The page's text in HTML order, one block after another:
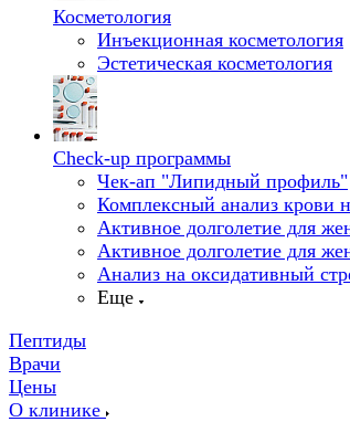
Косметология
Инъекционная косметология
Эстетическая косметология
Check-up программы
Чек-ап "Липидный профиль"
Комплексный анализ крови
Активное долголетие для
Активное долголетие для
Анализ на оксидативный
Еще
Пептиды
Врачи
Цены
О клинике